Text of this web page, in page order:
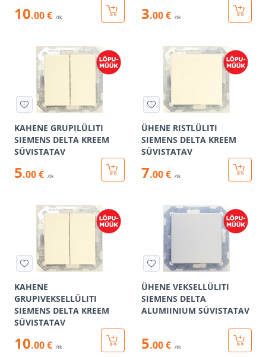
10.00 € /tk 3.00 € /tk
KAHENE GRUPILÜLITI
SIEMENS DELTA KREEM
SÜVISTATAV
5.00 € /tk
ÜHENE RISTLÜLITI
SIEMENS DELTA KREEM
SÜVISTATAV
7.00 € /tk
KAHENE
GRUPIVEKSELLÜLITI
SIEMENS DELTA KREEM
SÜVISTATAV
10.00 € /tk
ÜHENE VEKSELLÜLITI
SIEMENS DELTA
ALUMIINIUM SÜVISTATAV
5.00 € /tk